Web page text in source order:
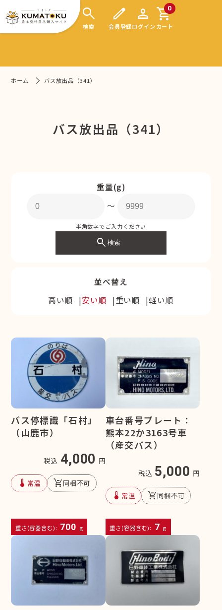
search
検索
edit
会員登録
person
ログイン
0
shopping_cart
カート
ホーム バス放出品（341）
バス放出品（341）
重量(g)
〜
半角数字でご入力ください
search検索
並べ替え
高い順
安い順 重い順 軽い順
バス停標識「石村」
（山鹿市）
税込 4,000 円
device_thermostat 常温 remove_shopping_cart同梱不可
重さ(容器含む): 700 g
車台番号プレート：
熊本22か3163号車
（産交バス）
税込 5,000 円
device_thermostat 常温 remove_shopping_cart同梱不可
重さ(容器含む): 7 g